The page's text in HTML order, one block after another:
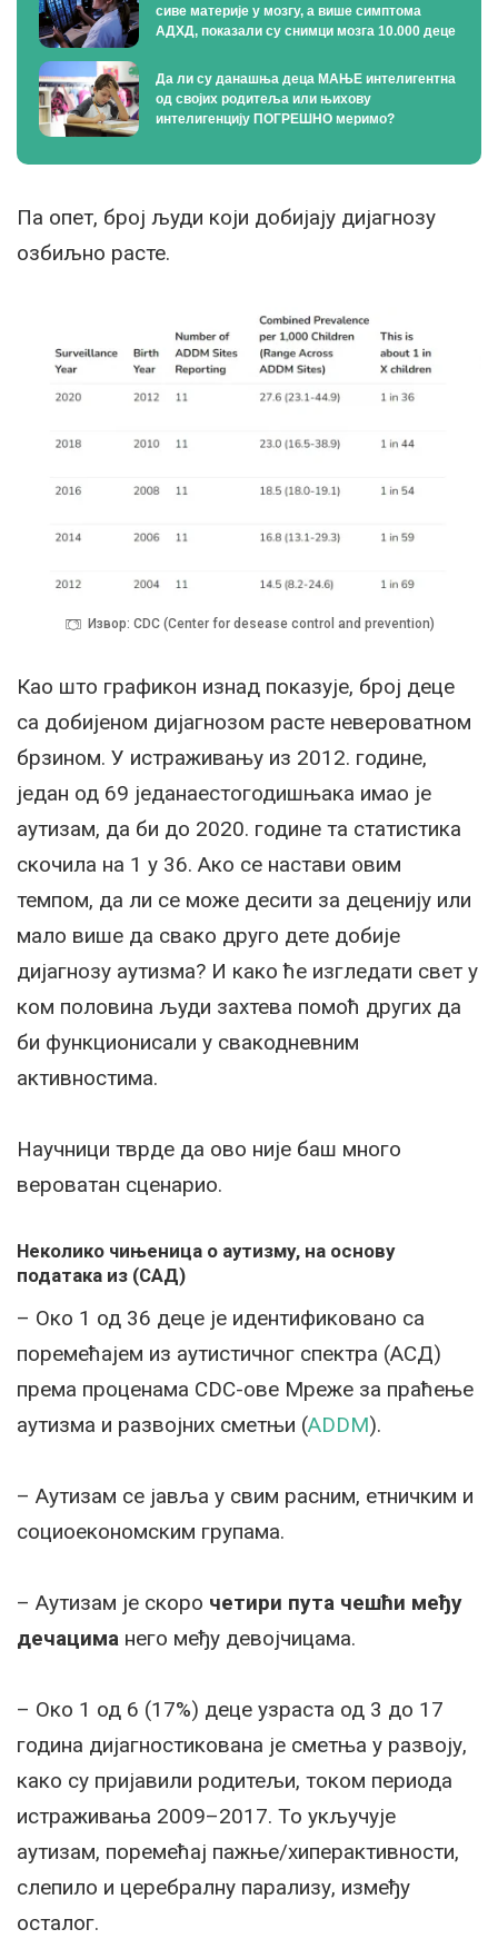
сиве материје у мозгу, а више симптома
АДХД, показали су снимци мозга 10.000 деце
Да ли су данашња деца МАЊЕ интелигентна
од својих родитеља или њихову
интелигенцију ПОГРЕШНО меримо?
Па опет, број људи који добијају дијагнозу
озбиљно расте.
Извор: CDC (Center for desease control and prevention)
Као што графикон изнад показује, број деце
са добијеном дијагнозом расте невероватном
брзином. У истраживању из 2012. године,
један од 69 једанаестогодишњака имао је
аутизам, да би до 2020. године та статистика
скочила на 1 у 36. Ако се настави овим
темпом, да ли се може десити за деценију или
мало више да свако друго дете добије
дијагнозу аутизма? И како ће изгледати свет у
ком половина људи захтева помоћ других да
би функционисали у свакодневним
активностима.
Научници тврде да ово није баш много
вероватан сценарио.
Неколико чињеница о аутизму, на основу
података из (САД)
– Око 1 од 36 деце је идентификовано са
поремећајем из аутистичног спектра (АСД)
према проценама CDC-ове Мреже за праћење
аутизма и развојних сметњи (ADDM).
– Аутизам се јавља у свим расним, етничким и
социоекономским групама.
– Аутизам је скоро четири пута чешћи међу
дечацима него међу девојчицама.
– Око 1 од 6 (17%) деце узраста од 3 до 17
година дијагностикована је сметња у развоју,
како су пријавили родитељи, током периода
истраживања 2009–2017. То укључује
аутизам, поремећај пажње/хиперактивности,
слепило и церебралну парализу, између
осталог.